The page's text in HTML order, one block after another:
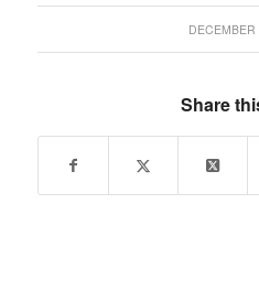
DECEMBER
Share